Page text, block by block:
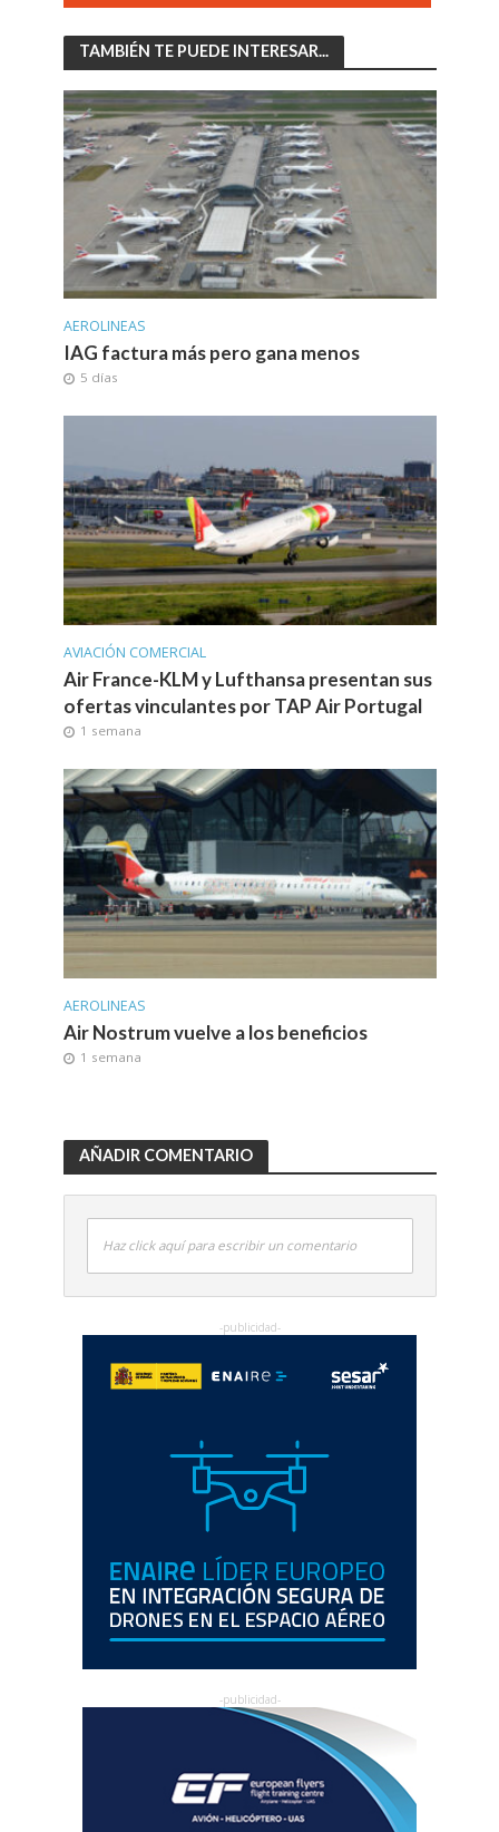
TAMBIÉN TE PUEDE INTERESAR...
AEROLINEAS
IAG factura más pero gana menos
5 días
AVIACIÓN COMERCIAL
Air France-KLM y Lufthansa presentan sus
ofertas vinculantes por TAP Air Portugal
1 semana
AEROLINEAS
Air Nostrum vuelve a los beneficios
1 semana
AÑADIR COMENTARIO
Haz click aquí para escribir un comentario